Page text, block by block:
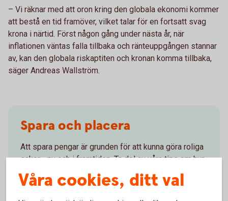
– Vi räknar med att oron kring den globala ekonomi kommer
att bestå en tid framöver, vilket talar för en fortsatt svag
krona i närtid. Först någon gång under nästa år, när
inflationen väntas falla tillbaka och ränteuppgången stannar
av, kan den globala riskaptiten och kronan komma tillbaka,
säger Andreas Wallström.
Spara och placera
Att spara pengar är grunden för att kunna göra roliga
saker - nu och i framtiden. Ta del av våra tips om hur
du kan placera.
Våra cookies, ditt val